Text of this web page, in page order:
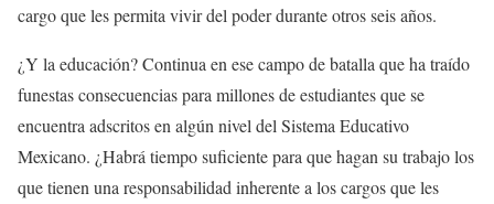
cargo que les permita vivir del poder durante otros seis años.
¿Y la educación? Continua en ese campo de batalla que ha traído
funestas consecuencias para millones de estudiantes que se
encuentra adscritos en algún nivel del Sistema Educativo
Mexicano. ¿Habrá tiempo suficiente para que hagan su trabajo los
que tienen una responsabilidad inherente a los cargos que les